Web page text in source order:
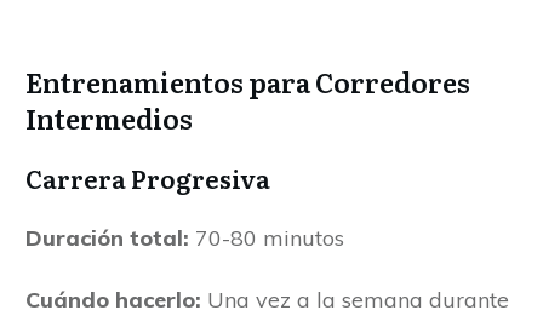
Entrenamientos para Corredores
Intermedios
Carrera Progresiva
Duración total: 70-80 minutos
Cuándo hacerlo: Una vez a la semana durante